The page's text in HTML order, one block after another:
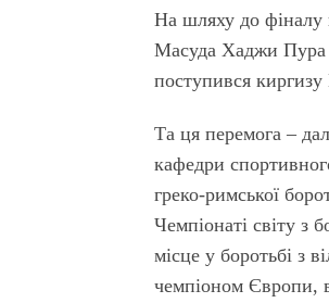
На шляху до фіналу
Масуда Хаджи Пура
поступився
Та ця перемога –
кафедри
греко-римської
Чемпіонаті світу з
місце у боротьбі з
чемпіоном Європи,